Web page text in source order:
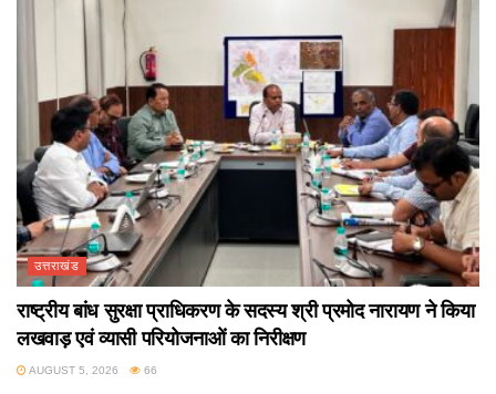
उत्तराखंड
राष्ट्रीय बांध सुरक्षा प्राधिकरण के सदस्य श्री प्रमोद नारायण ने किया
लखवाड़ एवं व्यासी परियोजनाओं का निरीक्षण
AUGUST 5, 2026 66